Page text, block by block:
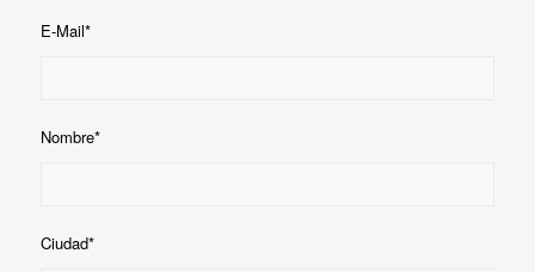
E-Mail*
Nombre*
Ciudad*